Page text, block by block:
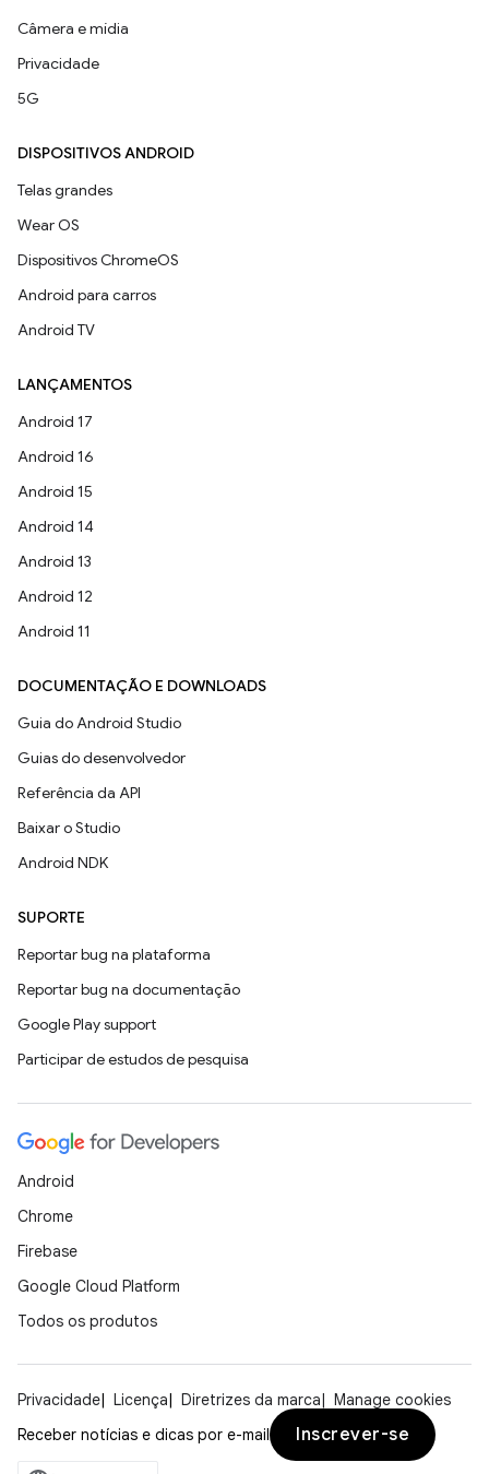
Câmera e mídia
Privacidade
5G
DISPOSITIVOS ANDROID
Telas grandes
Wear OS
Dispositivos ChromeOS
Android para carros
Android TV
LANÇAMENTOS
Android 17
Android 16
Android 15
Android 14
Android 13
Android 12
Android 11
DOCUMENTAÇÃO E DOWNLOADS
Guia do Android Studio
Guias do desenvolvedor
Referência da API
Baixar o Studio
Android NDK
SUPORTE
Reportar bug na plataforma
Reportar bug na documentação
Google Play support
Participar de estudos de pesquisa
Android
Chrome
Firebase
Google Cloud Platform
Todos os produtos
Privacidade Licença Diretrizes da marca
Manage cookies
Receber notícias e dicas por e-mail
Inscrever-se